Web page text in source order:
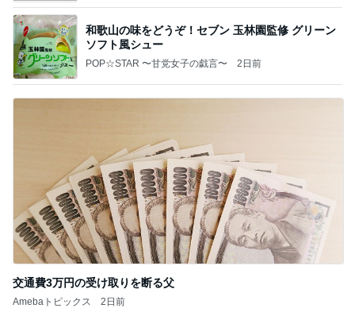
和歌山の味をどうぞ！セブン 玉林園監修 グリーン
ソフト風シュー
POP☆STAR 〜甘党女子の戯言〜 2日前
交通費3万円の受け取りを断る父
Amebaトピックス 2日前